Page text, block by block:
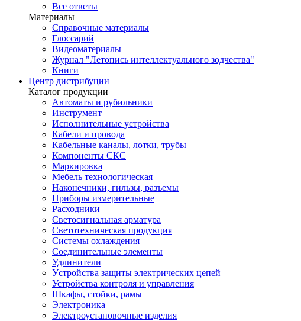
Все ответы
Материалы
Справочные материалы
Глоссарий
Видеоматериалы
Журнал "Летопись интеллектуального зодчества"
Книги
Центр дистрибуции
Каталог продукции
Автоматы и рубильники
Инструмент
Исполнительные устройства
Кабели и провода
Кабельные каналы, лотки, трубы
Компоненты СКС
Маркировка
Мебель технологическая
Наконечники, гильзы, разъемы
Приборы измерительные
Расходники
Светосигнальная арматура
Светотехническая продукция
Системы охлаждения
Соединительные элементы
Удлинители
Устройства защиты электрических цепей
Устройства контроля и управления
Шкафы, стойки, рамы
Электроника
Электроустановочные изделия